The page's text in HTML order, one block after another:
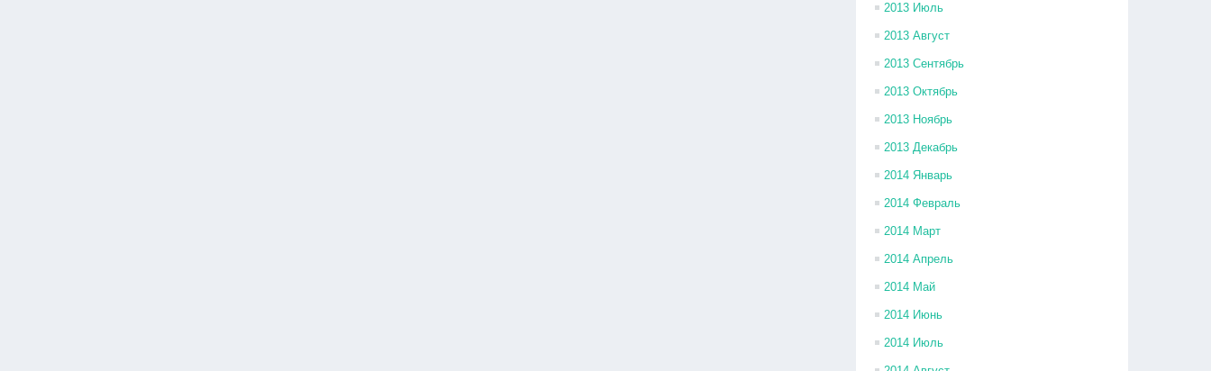
2013 Июль
2013 Август
2013 Сентябрь
2013 Октябрь
2013 Ноябрь
2013 Декабрь
2014 Январь
2014 Февраль
2014 Март
2014 Апрель
2014 Май
2014 Июнь
2014 Июль